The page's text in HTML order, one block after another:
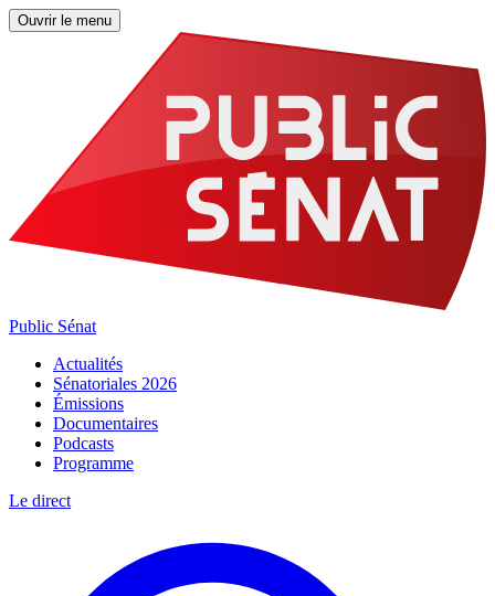
Ouvrir le menu
Public Sénat
Actualités
Sénatoriales 2026
Émissions
Documentaires
Podcasts
Programme
Le direct